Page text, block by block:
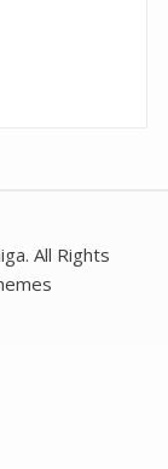
All Rights